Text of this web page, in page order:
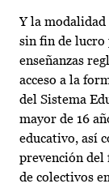
Y la
sin fin de lucro
enseñanzas
acceso a la
del Sistema
mayor de 16
educativo, así
prevención del
de colectivos